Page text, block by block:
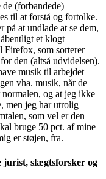
de (forbandede)
til at forstå og fortolke.
på at undlade at se dem,
et klogt
Firefox, som sorterer
den (altså udvidelsen).
musik til arbejdet
vha. musik, når de
normalen, og at jeg ikke
men jeg har utrolig
som vel er den
bruge 50 pct. af mine
er støjen, fra.
jurist, slægtsforsker og